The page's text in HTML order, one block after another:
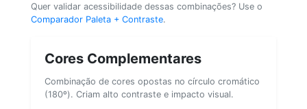
Quer validar acessibilidade dessas combinações? Use o
Comparador Paleta + Contraste.
Cores Complementares
Combinação de cores opostas no círculo cromático
(180º). Criam alto contraste e impacto visual.